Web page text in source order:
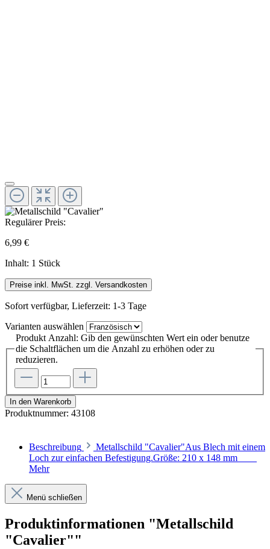
Regulärer Preis:
6,99 €
Inhalt: 1 Stück
Preise inkl. MwSt. zzgl. Versandkosten
Sofort verfügbar, Lieferzeit: 1-3 Tage
Varianten auswählen
Produkt Anzahl: Gib den gewünschten Wert ein oder benutze
die Schaltflächen um die Anzahl zu erhöhen oder zu
reduzieren.
In den Warenkorb
Produktnummer: 43108
Beschreibung
Metallschild "Cavalier"Aus Blech mit einem
Loch zur einfachen Befestigung.Größe: 210 x 148 mm
Mehr
Menü schließen
Produktinformationen "Metallschild
"Cavalier""